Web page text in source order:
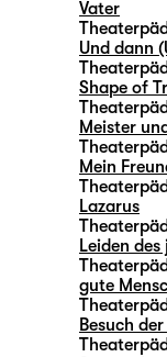
Vater
Und dann
Shape of
Meister
Mein
Lazarus
Leiden
gute
Besuch